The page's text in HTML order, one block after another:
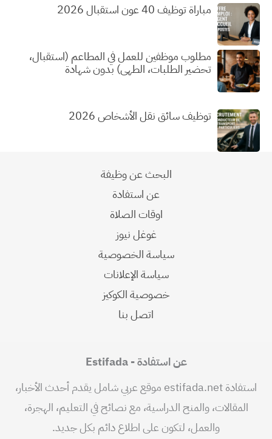
مباراة توظيف 40 عون استقبال 2026
مطلوب موظفين للعمل في المطاعم (استقبال،
تحضير الطلبات، الطهي) بدون شهادة
توظيف سائق نقل الأشخاص 2026
البحث عن وظيفة
عن استفادة
اوقات الصلاة
غوغل نيوز
سياسة الخصوصية
سياسة الإعلانات
خصوصية الكوكيز
اتصل بنا
عن استفادة - Estifada
استفادة estifada.net موقع عربي شامل يقدم أحدث الأخبار،
المقالات، والمنح الدراسية، مع نصائح في التعليم، الهجرة،
والعمل، لتكون على اطلاع دائم بكل جديد.